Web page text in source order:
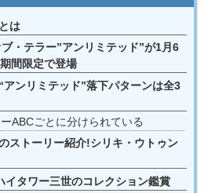
は
ブ・テラー”アンリミテッド”が1月6
間限定で登場
ンリミテッド”落下パターンは全3
ABCごとに分けられている
ストーリー紹介!シリキ・ウトゥン
イタワー三世のコレクション鑑賞